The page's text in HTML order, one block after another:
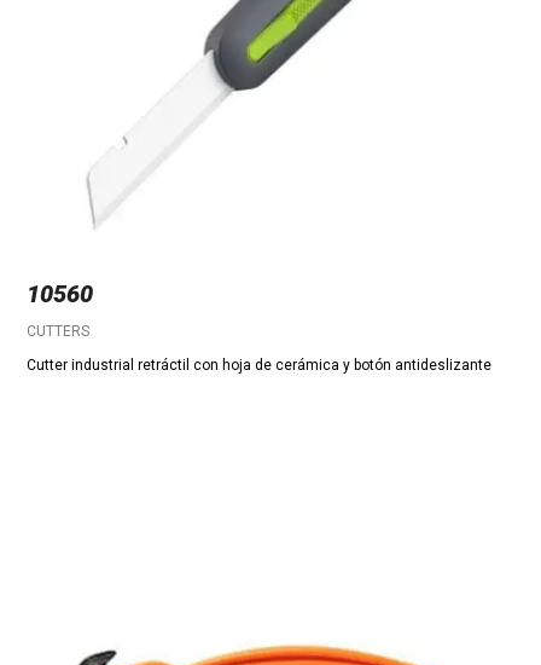
10560
CUTTERS
Cutter industrial retráctil con hoja de cerámica y botón antideslizante